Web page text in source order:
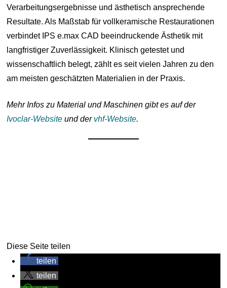
Verarbeitungsergebnisse und ästhetisch ansprechende
Resultate. Als Maßstab für vollkeramische Restaurationen
verbindet IPS e.max CAD beeindruckende Ästhetik mit
langfristiger Zuverlässigkeit. Klinisch getestet und
wissenschaftlich belegt, zählt es seit vielen Jahren zu den
am meisten geschätzten Materialien in der Praxis.
Mehr Infos zu Material und Maschinen gibt es auf der
Ivoclar-Website und der vhf-Website.
Diese Seite teilen
teilen
teilen